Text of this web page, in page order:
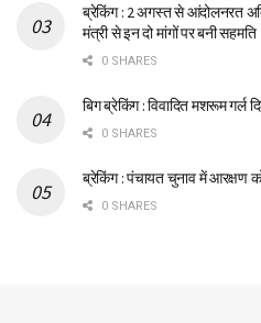
ब्रेकिंग : 2 अगस्त से आंदोलनरत
मंत्री से इन दो मांगों पर बनी सहमति
0 SHARES
बिग ब्रेकिंग : विवादित मशरूम गर्ल
0 SHARES
ब्रेकिंग : पंचायत चुनाव में आरक्षण
0 SHARES